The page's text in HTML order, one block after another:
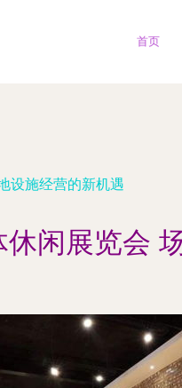
首页
设施经营的新机遇
闲展览会